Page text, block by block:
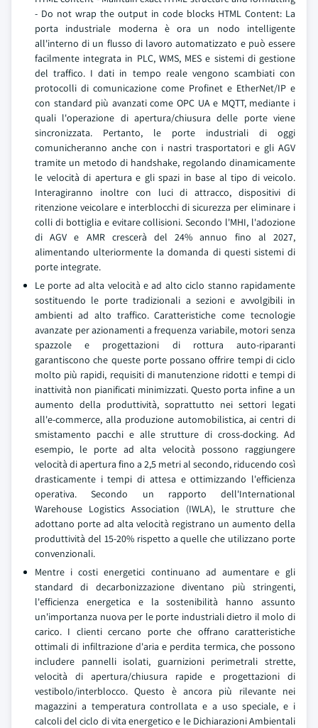
- Do not wrap the output in code blocks HTML Content: La
porta industriale moderna è ora un nodo intelligente
all'interno di un flusso di lavoro automatizzato e può essere
facilmente integrata in PLC, WMS, MES e sistemi di gestione
del traffico. I dati in tempo reale vengono scambiati con
protocolli di comunicazione come Profinet e EtherNet/IP e
con standard più avanzati come OPC UA e MQTT, mediante i
quali l'operazione di apertura/chiusura delle porte viene
sincronizzata. Pertanto, le porte industriali di oggi
comunicheranno anche con i nastri trasportatori e gli AGV
tramite un metodo di handshake, regolando dinamicamente
le velocità di apertura e gli spazi in base al tipo di veicolo.
Interagiranno inoltre con luci di attracco, dispositivi di
ritenzione veicolare e interblocchi di sicurezza per eliminare i
colli di bottiglia e evitare collisioni. Secondo l'MHI, l'adozione
di AGV e AMR crescerà del 24% annuo fino al 2027,
alimentando ulteriormente la domanda di questi sistemi di
porte integrate.
Le porte ad alta velocità e ad alto ciclo stanno rapidamente
sostituendo le porte tradizionali a sezioni e avvolgibili in
ambienti ad alto traffico. Caratteristiche come tecnologie
avanzate per azionamenti a frequenza variabile, motori senza
spazzole e progettazioni di rottura auto-riparanti
garantiscono che queste porte possano offrire tempi di ciclo
molto più rapidi, requisiti di manutenzione ridotti e tempi di
inattività non pianificati minimizzati. Questo porta infine a un
aumento della produttività, soprattutto nei settori legati
all'e-commerce, alla produzione automobilistica, ai centri di
smistamento pacchi e alle strutture di cross-docking. Ad
esempio, le porte ad alta velocità possono raggiungere
velocità di apertura fino a 2,5 metri al secondo, riducendo così
drasticamente i tempi di attesa e ottimizzando l'efficienza
operativa. Secondo un rapporto dell'International
Warehouse Logistics Association (IWLA), le strutture che
adottano porte ad alta velocità registrano un aumento della
produttività del 15-20% rispetto a quelle che utilizzano porte
convenzionali.
Mentre i costi energetici continuano ad aumentare e gli
standard di decarbonizzazione diventano più stringenti,
l'efficienza energetica e la sostenibilità hanno assunto
un'importanza nuova per le porte industriali dietro il molo di
carico. I clienti cercano porte che offrano caratteristiche
ottimali di infiltrazione d'aria e perdita termica, che possono
includere pannelli isolati, guarnizioni perimetrali strette,
velocità di apertura/chiusura rapide e progettazioni di
vestibolo/interblocco. Questo è ancora più rilevante nei
magazzini a temperatura controllata e a uso speciale, e i
calcoli del ciclo di vita energetico e le Dichiarazioni Ambientali